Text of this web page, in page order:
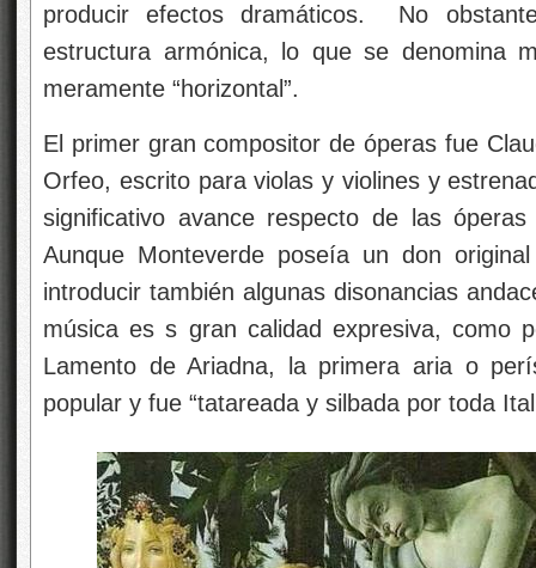
producir efectos dramáticos. No
estructura armónica, lo que se denomina
meramente “horizontal”.
El primer gran compositor de óperas fue
Orfeo, escrito para violas y violines y
significativo avance respecto de las
Aunque Monteverde poseía un don
introducir también algunas disonancias
música es s gran calidad expresiva, como
Lamento de Ariadna, la primera aria o
popular y fue “tatareada y silbada por toda